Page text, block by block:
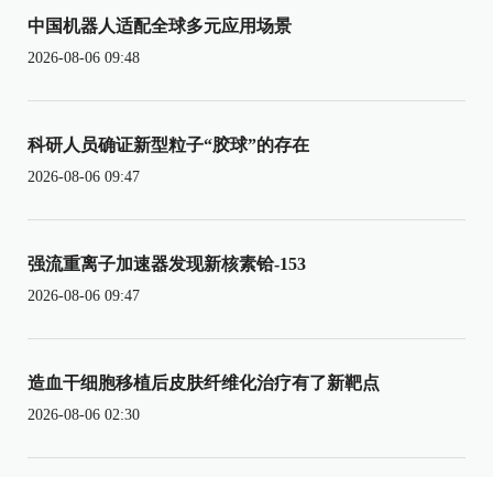
中国机器人适配全球多元应用场景
2026-08-06 09:48
科研人员确证新型粒子“胶球”的存在
2026-08-06 09:47
强流重离子加速器发现新核素铪-153
2026-08-06 09:47
造血干细胞移植后皮肤纤维化治疗有了新靶点
2026-08-06 02:30